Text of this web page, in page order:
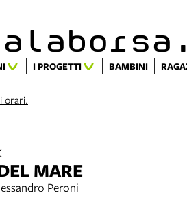
I PROGETTI BAMBINI
orari.
MARE
Peroni